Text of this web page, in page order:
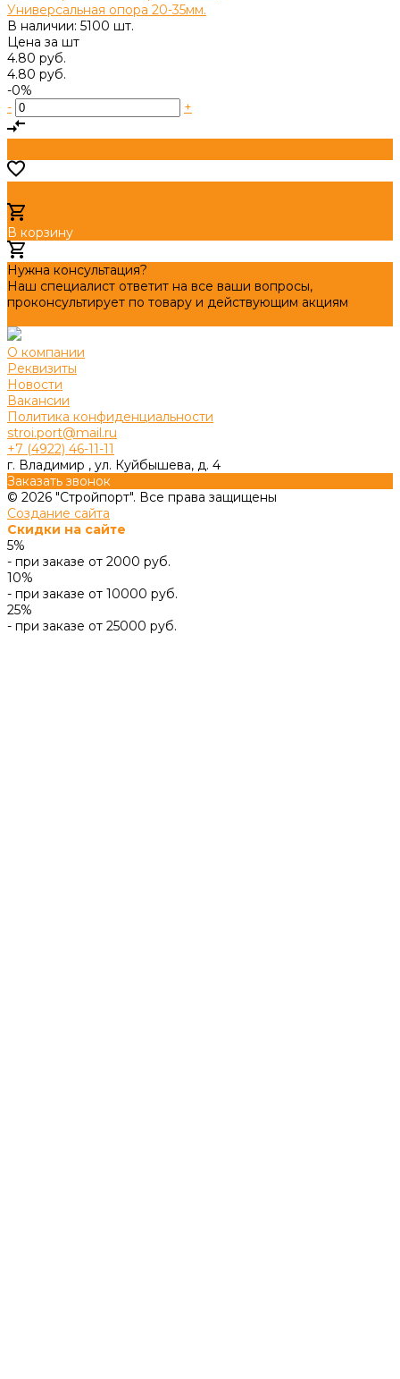
Универсальная опора 20-35мм.
В наличии: 5100 шт.
Цена за шт
4.80 руб.
4.80 руб.
-0%
-
+
В корзину
Нужна консультация?
Наш специалист ответит на все ваши вопросы,
проконсультирует по товару и действующим акциям
О компании
Реквизиты
Новости
Вакансии
Политика конфиденциальности
stroi.port@mail.ru
+7 (4922) 46-11-11
г. Владимир , ул. Куйбышева, д. 4
Заказать звонок
© 2026 "Стройпорт". Все права защищены
Создание сайта
Скидки на сайте
5%
- при заказе от 2000 руб.
10%
- при заказе от 10000 руб.
25%
- при заказе от 25000 руб.